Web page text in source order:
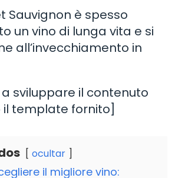
Sauvignon è spesso
un vino di lunga vita e si
all’invecchiamento in
sviluppare il contenuto
il template fornito]
ocultar
il migliore vino: